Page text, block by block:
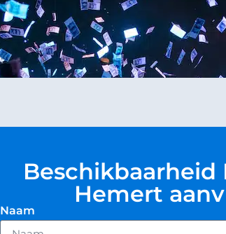
Beschikbaarheid
Hemert
Naam